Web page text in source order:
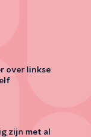
over linkse
zijn met al